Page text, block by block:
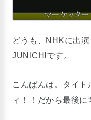
どうも、NHKに出
JUNICHIです。
こんばんは。タイト
ィ！！だから最後に